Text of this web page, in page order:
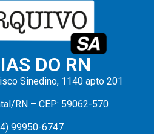
DO RN
Sinedino, 1140 apto 201
RN – CEP: 59062-570
99950-6747